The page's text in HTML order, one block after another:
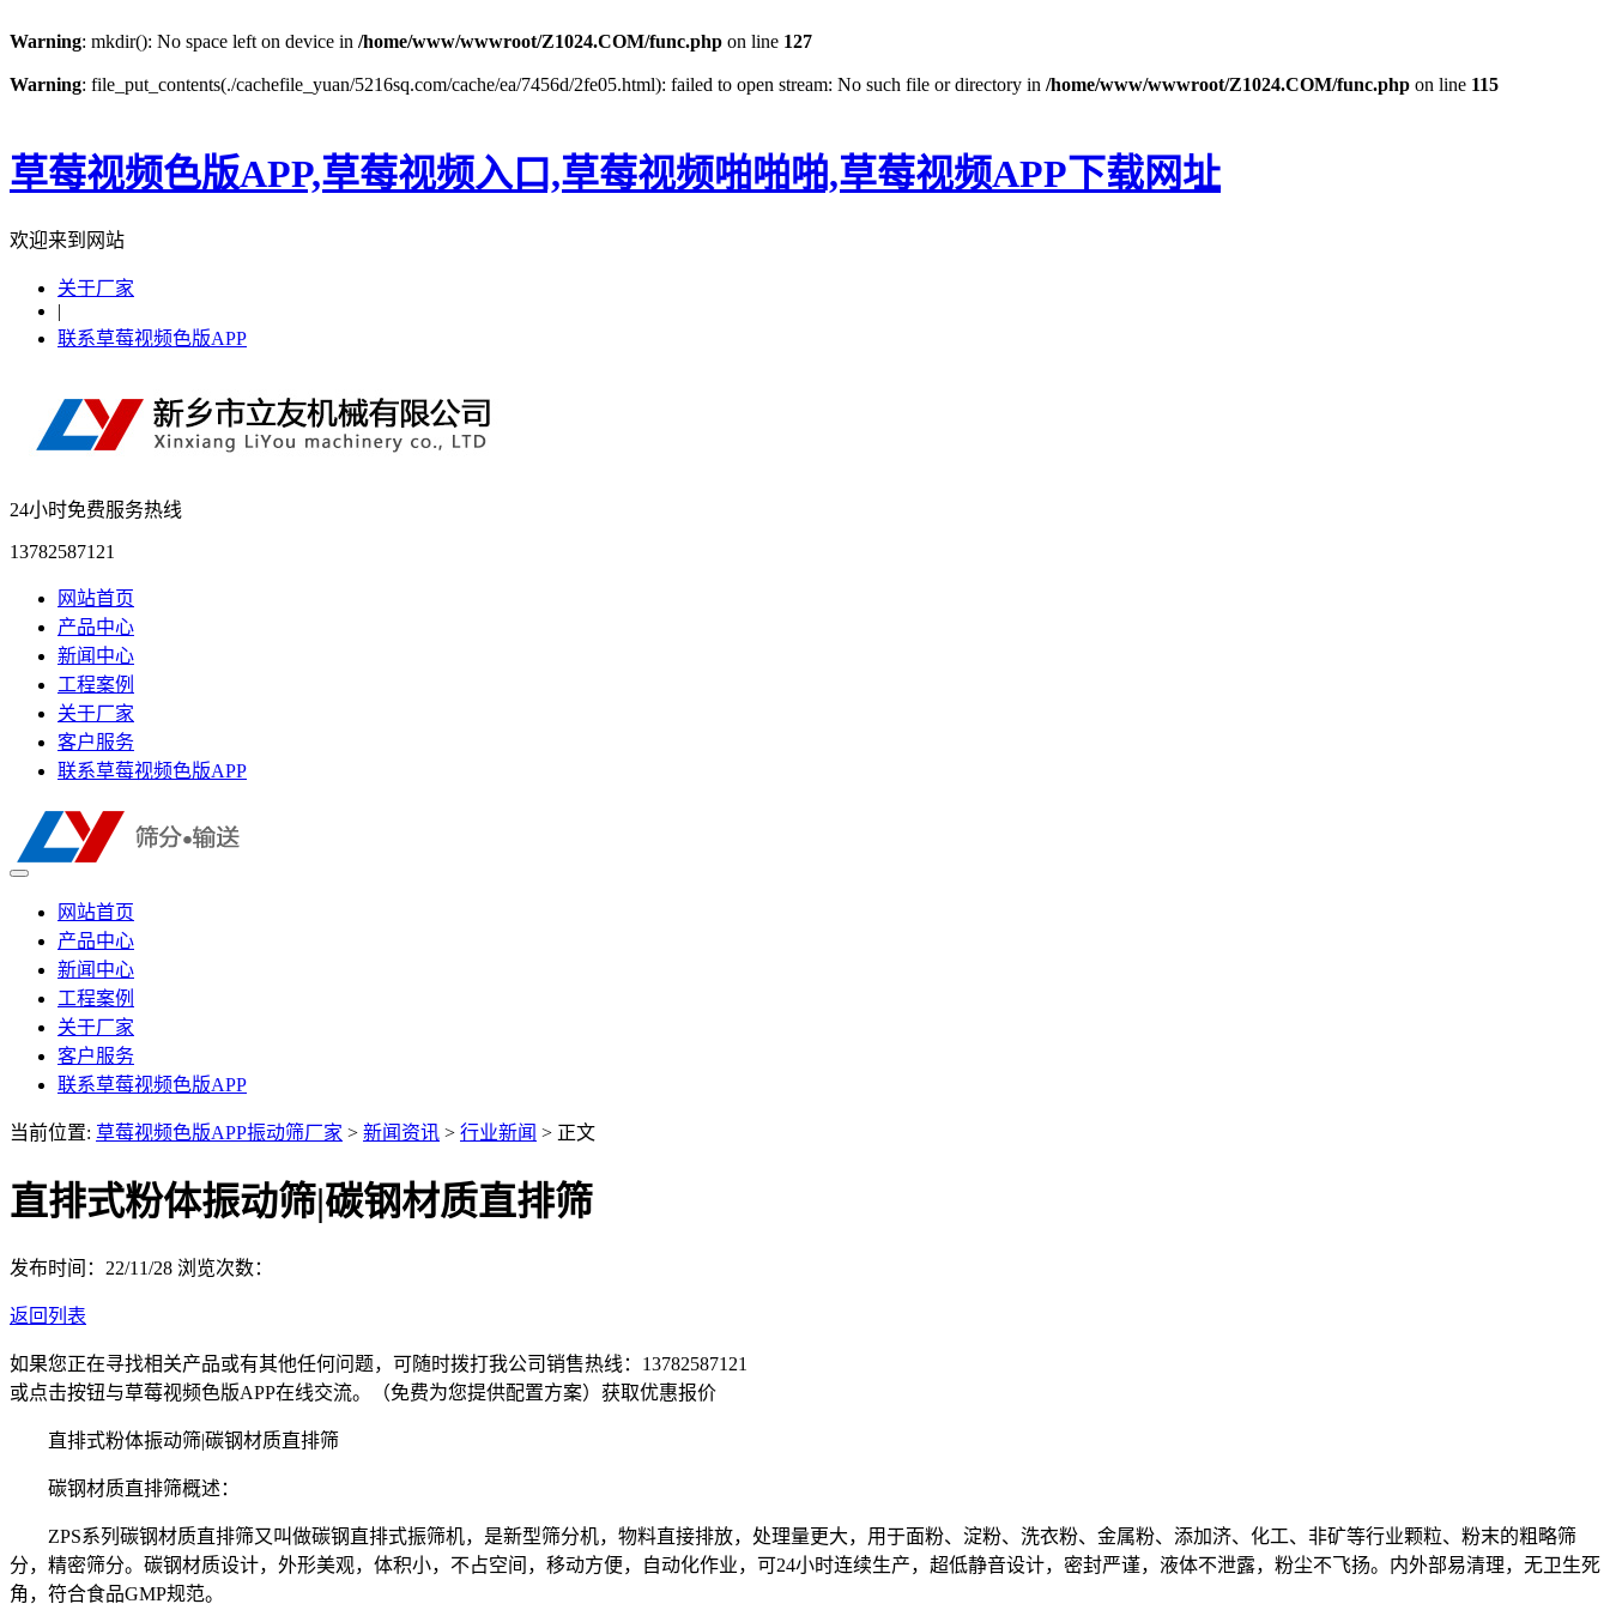
Warning: mkdir(): No space left on device in /home/www/wwwroot/Z1024.COM/func.php on line 127
Warning: file_put_contents(./cachefile_yuan/5216sq.com/cache/ea/7456d/2fe05.html): failed to open stream: No such file or directory in /home/www/wwwroot/Z1024.COM/func.php on line 115
草莓视频色版APP,草莓视频入口,草莓视频啪啪啪,草莓视频APP下载网址
欢迎来到网站
关于厂家
|
联系草莓视频色版APP
24小时免费服务热线
13782587121
网站首页
产品中心
新闻中心
工程案例
关于厂家
客户服务
联系草莓视频色版APP
网站首页
产品中心
新闻中心
工程案例
关于厂家
客户服务
联系草莓视频色版APP
当前位置: 草莓视频色版APP振动筛厂家 > 新闻资讯 > 行业新闻 > 正文
直排式粉体振动筛|碳钢材质直排筛
发布时间：22/11/28 浏览次数：
返回列表
如果您正在寻找相关产品或有其他任何问题，可随时拨打我公司销售热线： 13782587121
或点击按钮与草莓视频色版APP在线交流。（免费为您提供配置方案） 获取优惠报价
直排式粉体振动筛|碳钢材质直排筛
碳钢材质直排筛概述：
ZPS系列碳钢材质直排筛又叫做碳钢直排式振筛机，是新型筛分机，物料直接排放，处理量更大，用于面粉、淀粉、洗衣粉、金属粉、添加济、化工、非矿等行业颗粒、粉末的粗略筛
分，精密筛分。碳钢材质设计，外形美观，体积小，不占空间，移动方便，自动化作业，可24小时连续生产，超低静音设计，密封严谨，液体不泄露，粉尘不飞扬。内外部易清理，无卫生死
角，符合食品GMP规范。